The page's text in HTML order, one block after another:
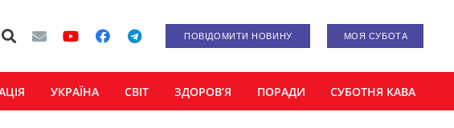
ПОВІДОМИТИ НОВИНУ МОЯ СУБОТА
УКРАЇНА СВІТ ЗДОРОВ’Я ПОРАДИ СУБОТНЯ КАВА